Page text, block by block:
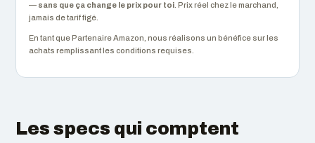
— sans que ça change le prix pour toi . Prix réel chez le marchand,
jamais de tarif figé.
En tant que Partenaire Amazon, nous réalisons un bénéfice sur les
achats remplissant les conditions requises.
Les specs qui comptent